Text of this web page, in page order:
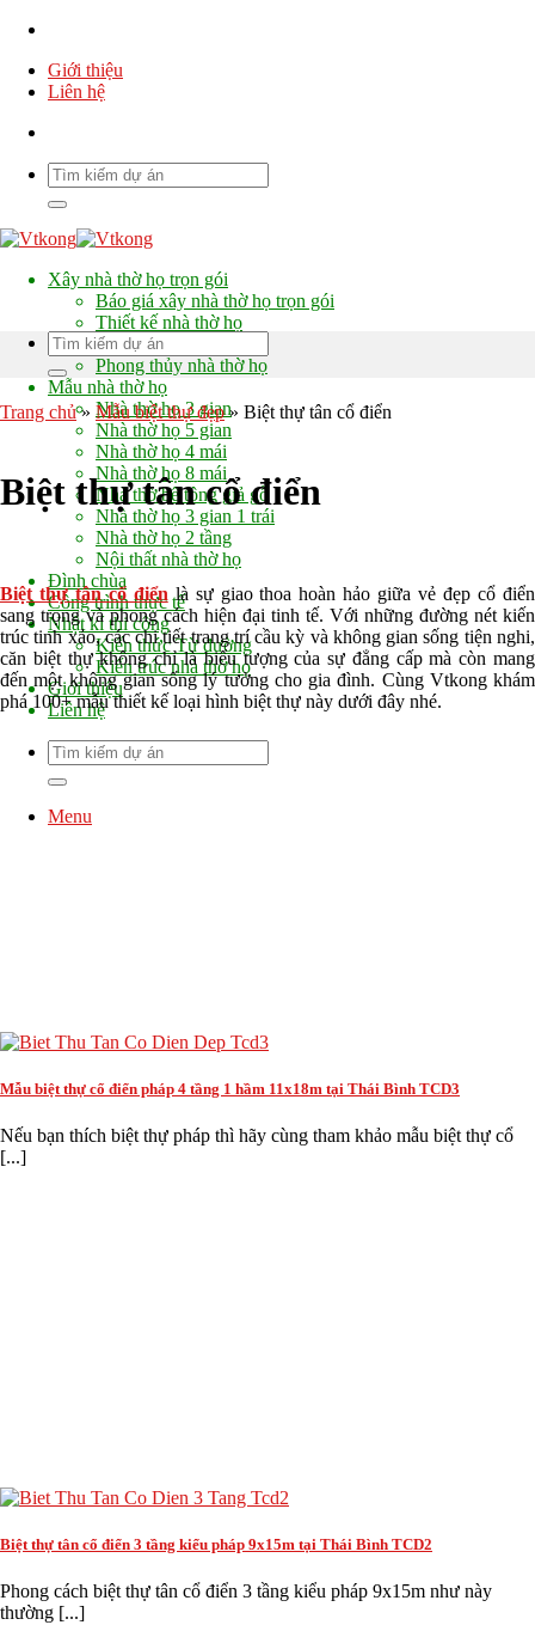
Chuyển
dung
Giới thiệu
Liên hệ
Xây nhà thờ họ trọn gói
Báo giá xây nhà thờ họ trọn gói
Thiết kế nhà thờ họ
Chi phí xây nhà thờ họ
Phong thủy nhà thờ họ
Mẫu nhà thờ họ
Nhà thờ họ 3 gian
Nhà thờ họ 5 gian
Nhà thờ họ 4 mái
Nhà thờ họ 8 mái
Nhà thờ bê tông giả gỗ
Nhà thờ họ 3 gian 1 trái
Nhà thờ họ 2 tầng
Nội thất nhà thờ họ
Đình chùa
Công trình thực tế
Nhật kí thi công
Kiến thức Từ đường
Kiến trúc nhà thờ họ
Giới thiệu
Liên hệ
Menu
Trang chủ» Mẫu biệt thự đẹp» Biệt thự tân cổ điển
Biệt thự tân cổ điển
Biệt thự tân cổ điển là sự giao thoa hoàn hảo giữa vẻ đẹp cổ điển
sang trọng và phong cách hiện đại tinh tế. Với những đường nét kiến
trúc tinh xảo, các chi tiết trang trí cầu kỳ và không gian sống tiện nghi,
căn biệt thự không chỉ là biểu tượng của sự đẳng cấp mà còn mang
đến một không gian sống lý tưởng cho gia đình. Cùng Vtkong khám
phá 100+ mẫu thiết kế loại hình biệt thự này dưới đây nhé.
Mẫu biệt thự cổ điển pháp 4 tầng 1 hầm 11x18m tại Thái Bình TCD3
Nếu bạn thích biệt thự pháp thì hãy cùng tham khảo mẫu biệt thự cổ
[...]
Biệt thự tân cổ điển 3 tầng kiểu pháp 9x15m tại Thái Bình TCD2
Phong cách biệt thự tân cổ điển 3 tầng kiểu pháp 9x15m như này
thường [...]